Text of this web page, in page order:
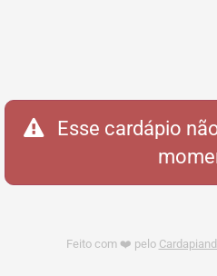
Esse cardápio
Feito com ❤️ pelo